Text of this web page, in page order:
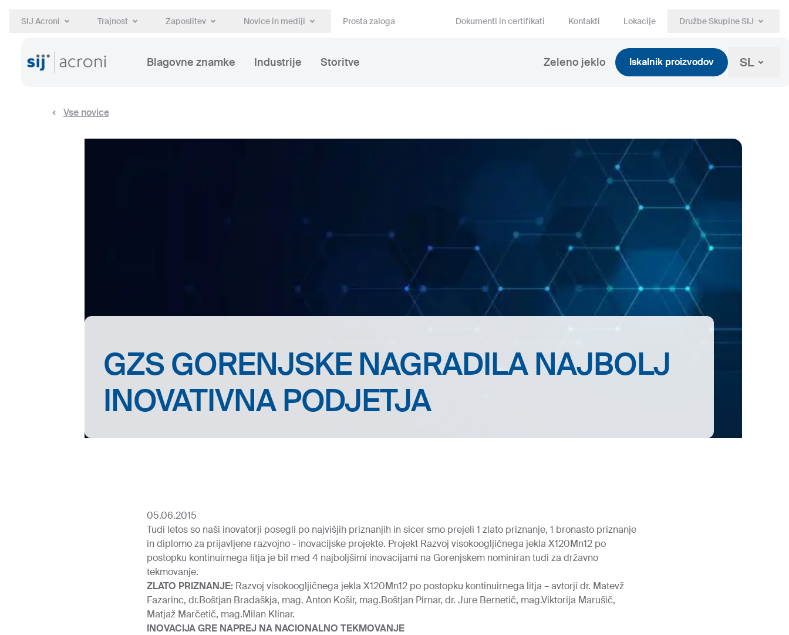
SIJ Acroni Trajnost Zaposlitev Novice in mediji Prosta zaloga Dokumenti in certifikati Kontakti Lokacije Družbe Skupine SIJ
Blagovne znamke Industrije Storitve Zeleno jeklo Iskalnik proizvodov SL
Vse novice
GZS GORENJSKE NAGRADILA NAJBOLJ
INOVATIVNA PODJETJA
05.06.2015
Tudi letos so naši inovatorji posegli po najvišjih priznanjih in sicer smo prejeli 1 zlato priznanje, 1 bronasto priznanje
in diplomo za prijavljene razvojno - inovacijske projekte. Projekt Razvoj visokoogljičnega jekla X120Mn12 po
postopku kontinuirnega litja je bil med 4 najboljšimi inovacijami na Gorenjskem nominiran tudi za državno
tekmovanje.
ZLATO PRIZNANJE:Razvoj visokoogljičnega jekla X120Mn12 po postopku kontinuirnega litja – avtorji dr. Matevž
Fazarinc, dr.Boštjan Bradaškja, mag. Anton Košir, mag.Boštjan Pirnar, dr. Jure Bernetič, mag.Viktorija Marušič,
Matjaž Marčetič, mag.Milan Klinar.
INOVACIJA GRE NAPREJ NA NACIONALNO TEKMOVANJE